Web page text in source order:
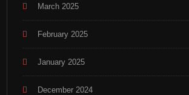
March 2025
February 2025
January 2025
December 2024